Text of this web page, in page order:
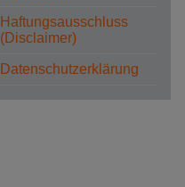
Haftungsausschluss
(Disclaimer)
Datenschutzerklärung